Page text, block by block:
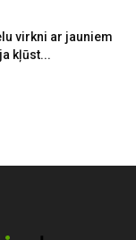
virkni ar jauniem
kļūst...